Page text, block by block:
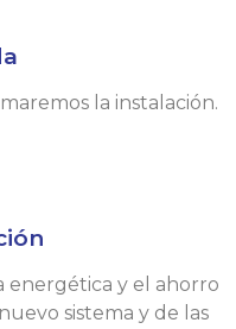
energética y el ahorro
sistema y de las
la instalación.